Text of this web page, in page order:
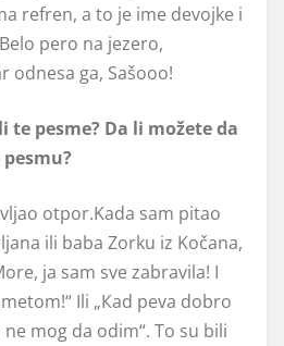
refren, a to je ime devojke i
pero na jezero,
odnesa ga, Sašooo!
te pesme? Da li možete da
otpor.Kada sam pitao
ili baba Zorku iz Kočana,
ja sam sve zabravila! I
Ili „Кad peva dobro
mog da odim“. To su bili